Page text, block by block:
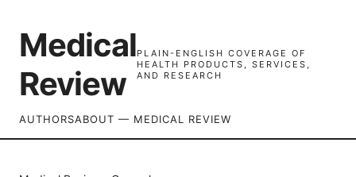
Medical
Review
PLAIN-ENGLISH COVERAGE OF
HEALTH PRODUCTS, SERVICES,
AND RESEARCH
AUTHORSABOUT — MEDICAL REVIEW